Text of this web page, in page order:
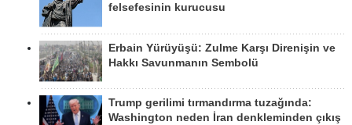
felsefesinin kurucusu
Erbain Yürüyüşü: Zulme Karşı Direnişin ve
Hakkı Savunmanın Sembolü
Trump gerilimi tırmandırma tuzağında:
Washington neden İran denkleminden çıkış